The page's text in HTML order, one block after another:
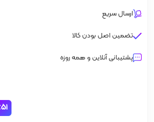
ارسال سریع
تضمین اصل بودن کالا
پشتیبانی آنلاین و همه روزه